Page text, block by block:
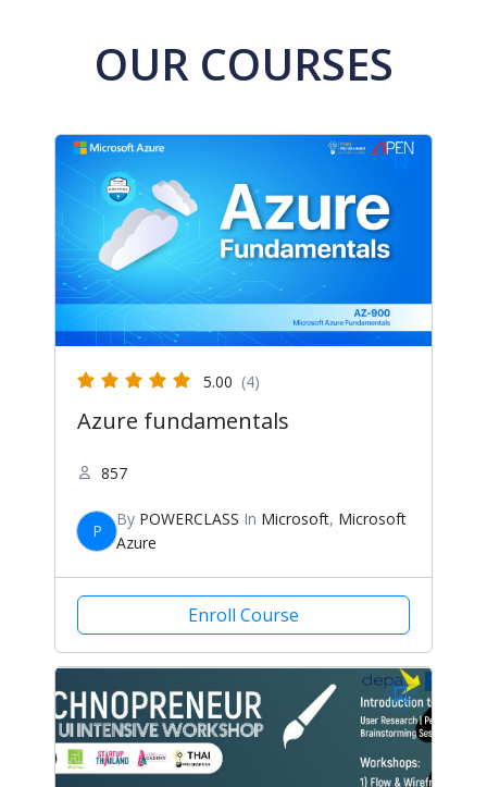
OUR COURSES
5.00 (4)
Azure fundamentals
857
P
By POWERCLASS In Microsoft, Microsoft
Azure
Enroll Course